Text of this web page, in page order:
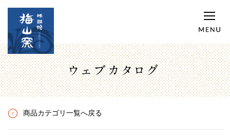
ウェブカタログ
商品カテゴリ一覧へ戻る